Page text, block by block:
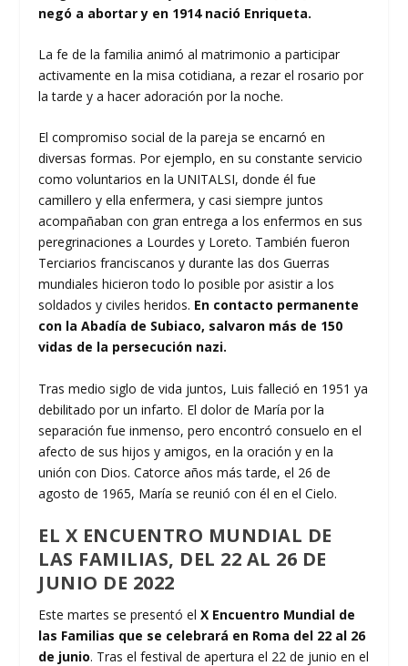
negó a abortar y en 1914 nació Enriqueta.
La fe de la familia animó al matrimonio a participar
activamente en la misa cotidiana, a rezar el rosario por
la tarde y a hacer adoración por la noche.
El compromiso social de la pareja se encarnó en
diversas formas. Por ejemplo, en su constante servicio
como voluntarios en la UNITALSI, donde él fue
camillero y ella enfermera, y casi siempre juntos
acompañaban con gran entrega a los enfermos en sus
peregrinaciones a Lourdes y Loreto. También fueron
Terciarios franciscanos y durante las dos Guerras
mundiales hicieron todo lo posible por asistir a los
soldados y civiles heridos. En contacto permanente
con la Abadía de Subiaco, salvaron más de 150
vidas de la persecución nazi.
Tras medio siglo de vida juntos, Luis falleció en 1951 ya
debilitado por un infarto. El dolor de María por la
separación fue inmenso, pero encontró consuelo en el
afecto de sus hijos y amigos, en la oración y en la
unión con Dios. Catorce años más tarde, el 26 de
agosto de 1965, María se reunió con él en el Cielo.
EL X ENCUENTRO MUNDIAL DE
LAS FAMILIAS, DEL 22 AL 26 DE
JUNIO DE 2022
Este martes se presentó elX Encuentro Mundial de
las Familias que se celebrará en Roma del 22 al 26
de junio. Tras el festival de apertura el 22 de junio en el